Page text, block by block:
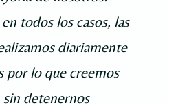
todos los casos, las
diariamente
por lo que creemos
sin detenernos